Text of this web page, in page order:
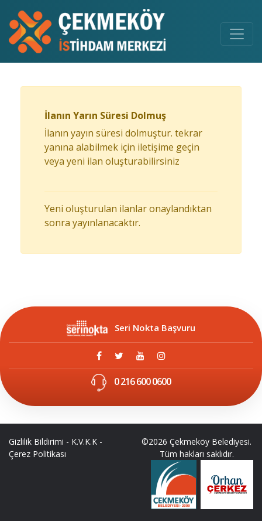
İlanın Yarın Süresi Dolmuş
İlanın yayın süresi dolmuştur. tekrar
yanına alabilmek için iletişime geçin
veya yeni ilan oluşturabilirsiniz
Yeni oluşturulan ilanlar onaylandıktan
sonra yayınlanacaktır.
Seri Nokta Başvuru
0 216 600 0600
Gizlilik Bildirimi - K.V.K.K -
Çerez Politikası
©2026 Çekmeköy Belediyesi.
Tüm hakları saklıdır.